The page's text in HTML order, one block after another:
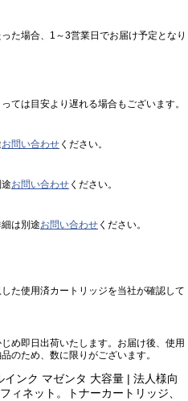
た場合、1～3営業日でお届け予定となり
ては目安より遅れる場合もございます。
お問い合わせ ください。
お問い合わせ ください。
は別途お問い合わせ ください。
た使用済カートリッジを当社が確認して
め即日出荷いたします。お届け後、使用
のため、数に限りがございます。
ンク マゼンタ 大容量 | 法人様向
ィネット。トナーカートリッジ、